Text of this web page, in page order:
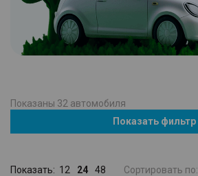
Показаны 32 автомобиля
Показать фильтр
Показать: 12 24 48 Сортировать по: